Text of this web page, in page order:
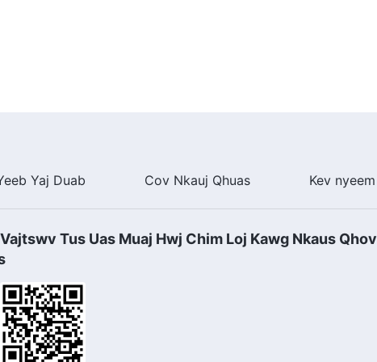
Yaj Duab Cov Nkauj Qhuas Kev nyeem
Tus Uas Muaj Hwj Chim Loj Kawg Nkaus Qhov